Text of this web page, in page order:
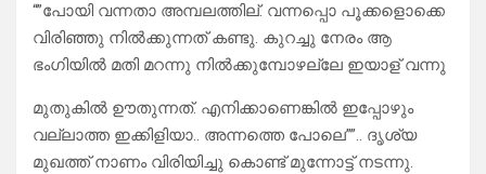
“”പോയി വന്നതാ അമ്പലത്തില്. വന്നപ്പൊ പൂക്കളൊക്കെ
വിരിഞ്ഞു നിൽക്കുന്നത് കണ്ടു. കുറച്ചു നേരം ആ
ഭംഗിയിൽ മതി മറന്നു നിൽക്കുമ്പോഴല്ലേ ഇയാള് വന്നു
മുതുകിൽ ഊതുന്നത്. എനിക്കാണെങ്കിൽ ഇപ്പോഴും
വല്ലാത്ത ഇക്കിളിയാ.. അന്നത്തെ പോലെ””.. ദൃശ്യ
മുഖത്ത് നാണം വിരിയിച്ചു കൊണ്ട് മുന്നോട്ട് നടന്നു.